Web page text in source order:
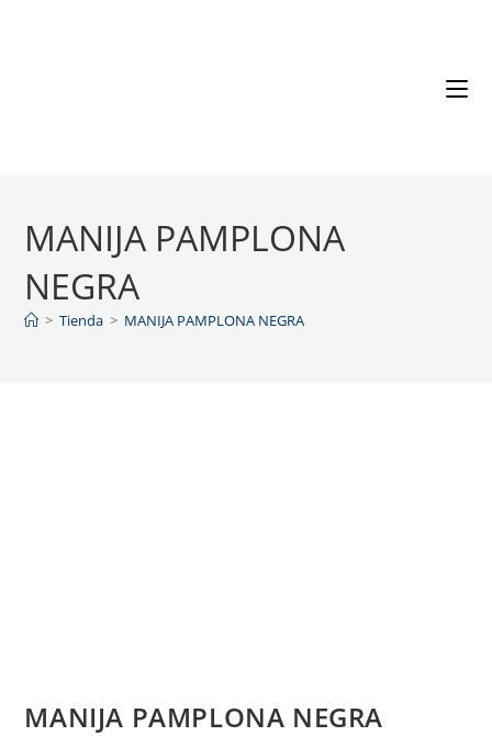
MANIJA PAMPLONA
NEGRA
> Tienda > MANIJA PAMPLONA NEGRA
MANIJA PAMPLONA NEGRA